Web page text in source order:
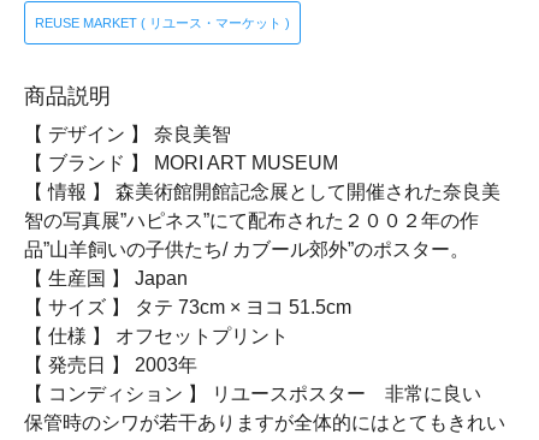
REUSE MARKET ( リユース・マーケット )
商品説明
【 デザイン 】 奈良美智
【 ブランド 】 MORI ART MUSEUM
【 情報 】 森美術館開館記念展として開催された奈良美
智の写真展”ハピネス”にて配布された２００２年の作
品”山羊飼いの子供たち/ カブール郊外”のポスター。
【 生産国 】 Japan
【 サイズ 】 タテ 73cm × ヨコ 51.5cm
【 仕様 】 オフセットプリント
【 発売日 】 2003年
【 コンディション 】 リユースポスター 非常に良い
保管時のシワが若干ありますが全体的にはとてもきれい